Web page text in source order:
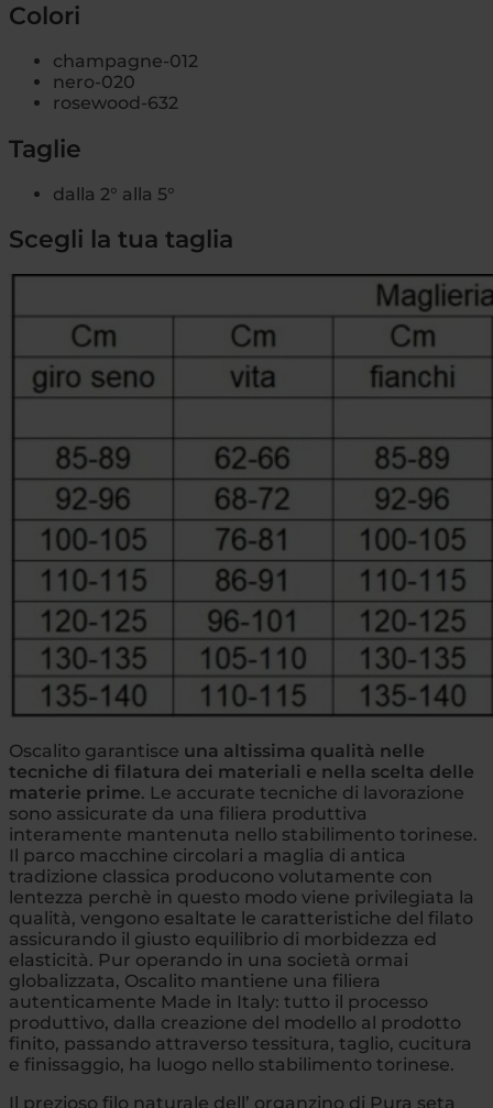
Colori
champagne-012
nero-020
rosewood-632
Taglie
dalla 2° alla 5°
Scegli la tua taglia
Oscalito garantisce una altissima qualità nelle
tecniche di filatura dei materiali e nella scelta delle
materie prime. Le accurate tecniche di lavorazione
sono assicurate da una filiera produttiva
interamente mantenuta nello stabilimento torinese.
Il parco macchine circolari a maglia di antica
tradizione classica producono volutamente con
lentezza perchè in questo modo viene privilegiata la
qualità, vengono esaltate le caratteristiche del filato
assicurando il giusto equilibrio di morbidezza ed
elasticità. Pur operando in una società ormai
globalizzata, Oscalito mantiene una filiera
autenticamente Made in Italy: tutto il processo
produttivo, dalla creazione del modello al prodotto
finito, passando attraverso tessitura, taglio, cucitura
e finissaggio, ha luogo nello stabilimento torinese.
Il prezioso filo naturale dell’ organzino di Pura seta